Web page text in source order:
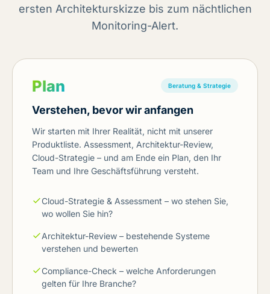
ersten Architekturskizze bis zum nächtlichen
Monitoring-Alert.
Plan Beratung & Strategie
Verstehen, bevor wir anfangen
Wir starten mit Ihrer Realität, nicht mit unserer
Produktliste. Assessment, Architektur-Review,
Cloud-Strategie – und am Ende ein Plan, den Ihr
Team und Ihre Geschäftsführung versteht.
Cloud-Strategie & Assessment – wo stehen Sie,
wo wollen Sie hin?
Architektur-Review – bestehende Systeme
verstehen und bewerten
Compliance-Check – welche Anforderungen
gelten für Ihre Branche?